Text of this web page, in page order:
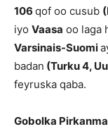
106 qof oo cusub
iyo Vaasa oo laga
Varsinais-Suomi
badan (Turku 4,
feyruska qaba.
Gobolka